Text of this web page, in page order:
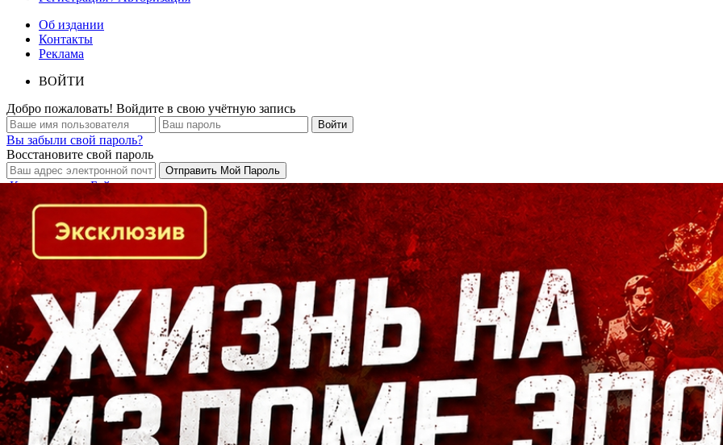
Об издании
Контакты
Реклама
ВОЙТИ
Добро пожаловать! Войдите в свою учётную запись
Вы забыли свой пароль?
Восстановите свой пароль
Кто есть кто в Байкальском регионе